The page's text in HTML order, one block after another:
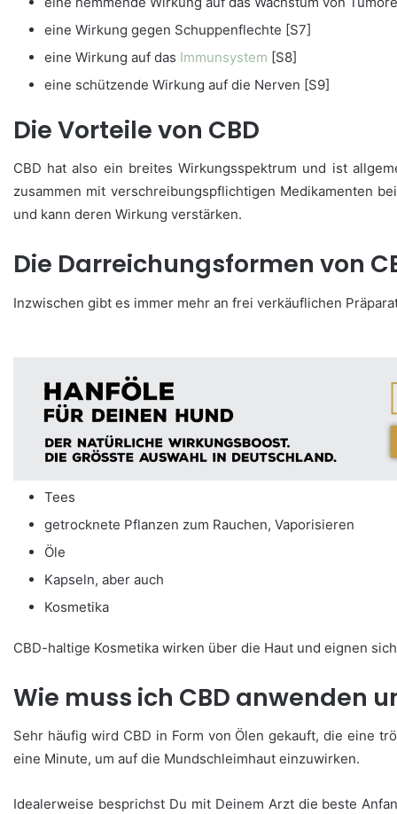
eine Wirkung gegen Schuppenflechte [S7]
eine Wirkung auf das Immunsystem [S8]
eine schützende Wirkung auf die Nerven [S9]
Die Vorteile von CBD
CBD hat also ein breites Wirkungsspektrum und ist
zusammen mit verschreibungspflichtigen Medikamenten
und kann deren Wirkung verstärken.
Die Darreichungsformen von
Inzwischen gibt es immer mehr an frei verkäuflichen
Tees
getrocknete Pflanzen zum Rauchen, Vaporisieren
Öle
Kapseln, aber auch
Kosmetika
CBD-haltige Kosmetika wirken über die Haut und eignen
Wie muss ich CBD anwenden
Sehr häufig wird CBD in Form von Ölen gekauft, die eine
eine Minute, um auf die Mundschleimhaut einzuwirken.
Idealerweise besprichst Du mit Deinem Arzt die beste